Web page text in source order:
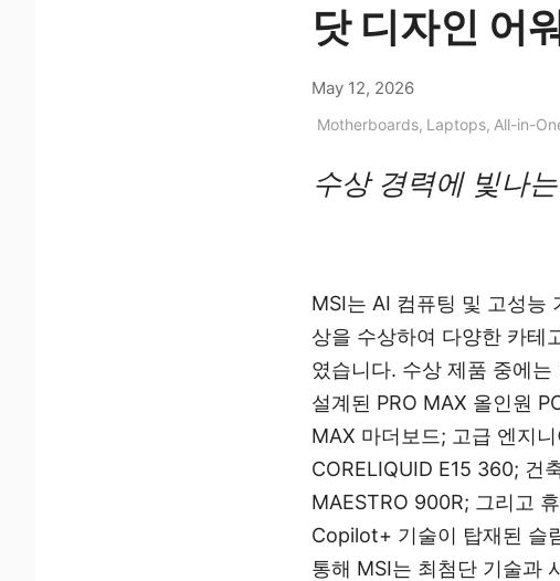
닷 디자인 어
May 12, 2026
Motherboards, Laptops, All-in-
수상 경력에 빛나
MSI는 AI 컴퓨팅 및 고성능
상을 수상하여 다양한 카테
였습니다. 수상 제품 중에
설계된 PRO MAX 올인원
MAX 마더보드; 고급 엔지
CORELIQUID E15 360; 건
MAESTRO 900R; 그리고
Copilot+ 기술이 탑재된 슬
통해 MSI는 최첨단 기술과